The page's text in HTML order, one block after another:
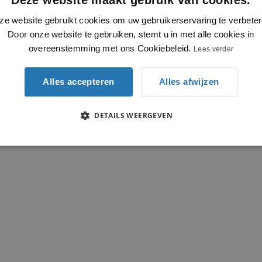
website gebruikt cookies om uw gebruikerservaring te
Door onze website te gebruiken, stemt u in met alle cookies in
overeenstemming met ons Cookiebeleid. Lees verder
Alles accepteren Alles afwijzen
DETAILS WEERGEVEN